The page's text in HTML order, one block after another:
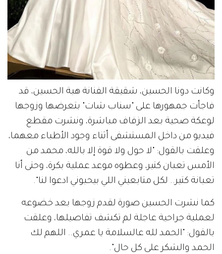
وكانت دونا الحسين، شقيقة الفنانة هبة الحسين، قد
فاجأت جمهورها على "سناب شات" بتعرضها وزوجها
لوعكة صحية بعد الزفاف مباشرة، ونشرت مقطع
فيديو من داخل المستشفى أثناء وجود الأطباء معهما،
وعلقت بالقول: "لا حول ولا قوة إلا بالله، محمد من
الأمس تعبان كتير، وعطوه موعد عملية بكرة، وحتى أنا
تعبانة كتير.. لكل متابعيني اللي بيحبوني ادعوا لنا".
كما نشرت الحسين صورة لقدم زوجها بعد خضوعه
لعملية جراحية عاجلة لم تكشف تفاصيلها، وعلقت
بالقول: "الحمد لله عالسلامة يا عمري.. اللهم لك
الحمد والشكر على كل حال".